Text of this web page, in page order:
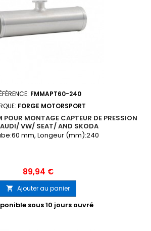
FMMAPT60-240
FORGE MOTORSPORT
POUR MONTAGE CAPTEUR DE PRESSION
VW/ SEAT/ AND SKODA
mm, Longeur (mm):240
Prix
89,94 €
 Ajouter au panier
sous 10 jours ouvré